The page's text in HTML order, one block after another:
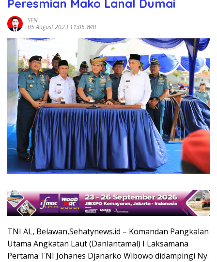
Peresmian Mako Lanal Dumai
SEN
05 August 2023 11:05 WIB
TNI AL, Belawan,Sehatynews.id – Komandan Pangkalan
Utama Angkatan Laut (Danlantamal) I Laksamana
Pertama TNI Johanes Djanarko Wibowo didampingi Ny.